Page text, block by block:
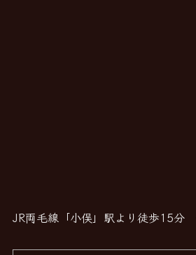
JR両毛線「小俣」駅より徒歩15分